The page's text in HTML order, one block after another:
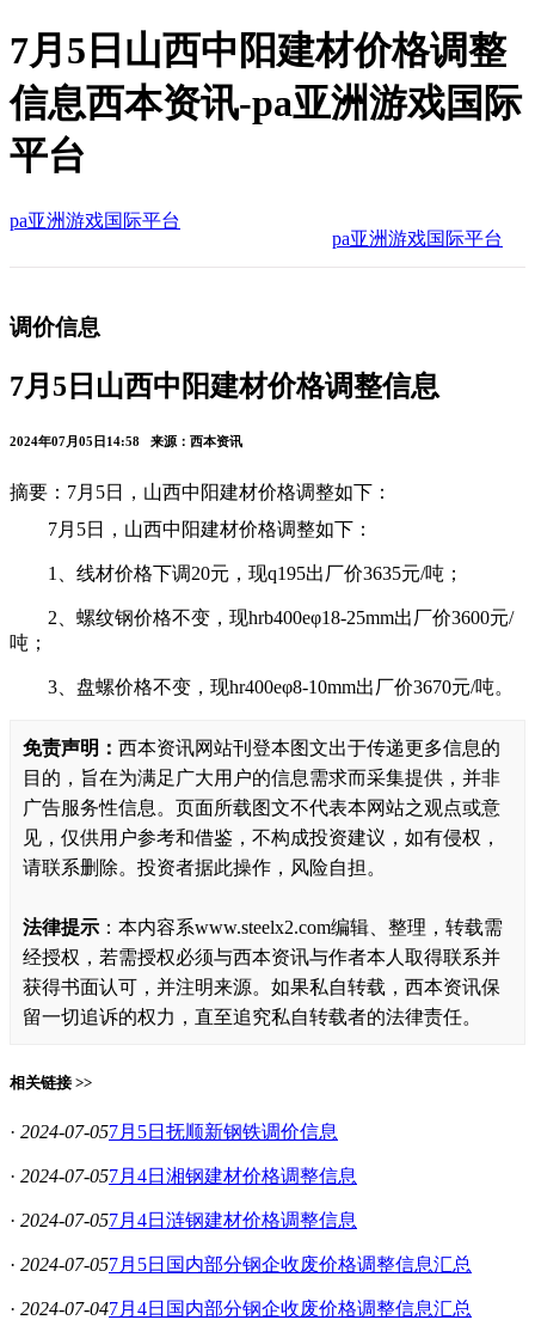
7月5日山西中阳建材价格调整
信息西本资讯-pa亚洲游戏国际
平台
pa亚洲游戏国际平台
pa亚洲游戏国际平台
调价信息
7月5日山西中阳建材价格调整信息
2024年07月05日14:58 来源：西本资讯
摘要：7月5日，山西中阳建材价格调整如下：
7月5日，山西中阳建材价格调整如下：
1、线材价格下调20元，现q195出厂价3635元/吨；
2、螺纹钢价格不变，现hrb400eφ18-25mm出厂价3600元/
吨；
3、盘螺价格不变，现hr400eφ8-10mm出厂价3670元/吨。
免责声明： 西本资讯网站刊登本图文出于传递更多信息的
目的，旨在为满足广大用户的信息需求而采集提供，并非
广告服务性信息。页面所载图文不代表本网站之观点或意
见，仅供用户参考和借鉴，不构成投资建议，如有侵权，
请联系删除。投资者据此操作，风险自担。
法律提示 ：本内容系www.steelx2.com编辑、整理，转载需
经授权，若需授权必须与西本资讯与作者本人取得联系并
获得书面认可，并注明来源。如果私自转载，西本资讯保
留一切追诉的权力，直至追究私自转载者的法律责任。
相关链接 >>
· 2024-07-057月5日抚顺新钢铁调价信息
· 2024-07-057月4日湘钢建材价格调整信息
· 2024-07-057月4日涟钢建材价格调整信息
· 2024-07-057月5日国内部分钢企收废价格调整信息汇总
· 2024-07-047月4日国内部分钢企收废价格调整信息汇总